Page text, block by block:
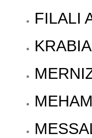
FILALI